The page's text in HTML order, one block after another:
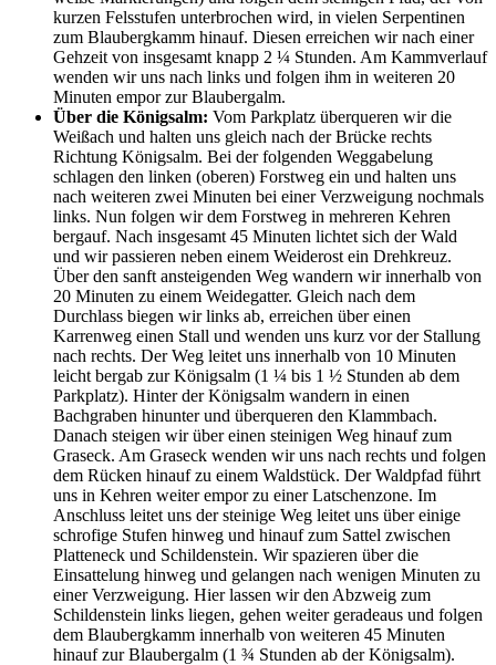
kurzen Felsstufen unterbrochen wird, in vielen Serpentinen
zum Blaubergkamm hinauf. Diesen erreichen wir nach einer
Gehzeit von insgesamt knapp 2 ¼ Stunden. Am Kammverlauf
wenden wir uns nach links und folgen ihm in weiteren 20
Minuten empor zur Blaubergalm.
Über die Königsalm: Vom Parkplatz überqueren wir die
Weißach und halten uns gleich nach der Brücke rechts
Richtung Königsalm. Bei der folgenden Weggabelung
schlagen den linken (oberen) Forstweg ein und halten uns
nach weiteren zwei Minuten bei einer Verzweigung nochmals
links. Nun folgen wir dem Forstweg in mehreren Kehren
bergauf. Nach insgesamt 45 Minuten lichtet sich der Wald
und wir passieren neben einem Weiderost ein Drehkreuz.
Über den sanft ansteigenden Weg wandern wir innerhalb von
20 Minuten zu einem Weidegatter. Gleich nach dem
Durchlass biegen wir links ab, erreichen über einen
Karrenweg einen Stall und wenden uns kurz vor der Stallung
nach rechts. Der Weg leitet uns innerhalb von 10 Minuten
leicht bergab zur Königsalm (1 ¼ bis 1 ½ Stunden ab dem
Parkplatz). Hinter der Königsalm wandern in einen
Bachgraben hinunter und überqueren den Klammbach.
Danach steigen wir über einen steinigen Weg hinauf zum
Graseck. Am Graseck wenden wir uns nach rechts und folgen
dem Rücken hinauf zu einem Waldstück. Der Waldpfad führt
uns in Kehren weiter empor zu einer Latschenzone. Im
Anschluss leitet uns der steinige Weg leitet uns über einige
schrofige Stufen hinweg und hinauf zum Sattel zwischen
Platteneck und Schildenstein. Wir spazieren über die
Einsattelung hinweg und gelangen nach wenigen Minuten zu
einer Verzweigung. Hier lassen wir den Abzweig zum
Schildenstein links liegen, gehen weiter geradeaus und folgen
dem Blaubergkamm innerhalb von weiteren 45 Minuten
hinauf zur Blaubergalm (1 ¾ Stunden ab der Königsalm).